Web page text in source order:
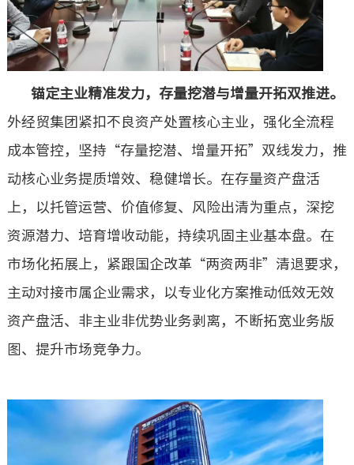
锚定主业精准发力，存量挖潜与增量开拓双推进。
外经贸集团紧扣不良资产处置核心主业，强化全流程
成本管控，坚持“存量挖潜、增量开拓”双线发力，推
动核心业务提质增效、稳健增长。在存量资产盘活
上，以托管运营、价值修复、风险出清为重点，深挖
资源潜力、培育增收动能，持续巩固主业基本盘。在
市场化拓展上，紧跟国企改革“两资两非”清退要求，
主动对接市属企业需求，以专业化方案推动低效无效
资产盘活、非主业非优势业务剥离，不断拓宽业务版
图、提升市场竞争力。